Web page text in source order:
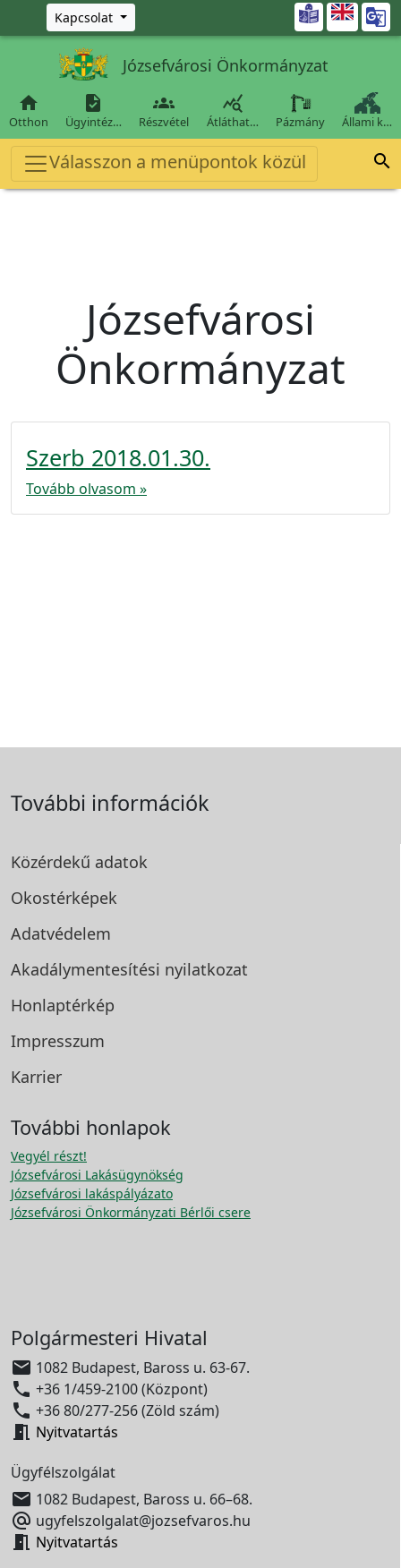
Ugrás a fő tartalomra
Kapcsolat 
Józsefvárosi Önkormányzat

Otthon

Ügyintéz…

Részvétel

Átláthat… Pázmány Állami k…
Válasszon a menüpontok közül 
Józsefvárosi
Önkormányzat
Szerb 2018.01.30.
Tovább olvasom »
További információk
Közérdekű adatok
Okostérképek
Adatvédelem
Akadálymentesítési nyilatkozat
Honlaptérkép
Impresszum
Karrier
További honlapok
Vegyél részt!
Józsefvárosi Lakásügynökség
Józsefvárosi lakáspályázato
Józsefvárosi Önkormányzati Bérlői csere
Polgármesteri Hivatal
 1082 Budapest, Baross u. 63-67.
 +36 1/459-2100 (Központ)
 +36 80/277-256 (Zöld szám)
 Nyitvatartás
Ügyfélszolgálat
 1082 Budapest, Baross u. 66–68.
 ugyfelszolgalat@jozsefvaros.hu
 Nyitvatartás